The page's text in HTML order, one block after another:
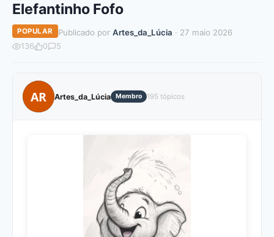
Elefantinho Fofo
POPULAR Publicado por Artes_da_Lúcia · 27 maio 2026
136 0 5
AR Artes_da_Lúcia Membro 195 tópicos